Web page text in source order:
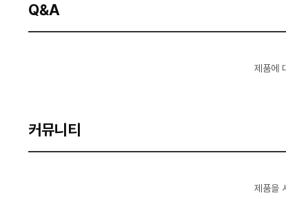
Q&A
제품에
커뮤니티
제품을